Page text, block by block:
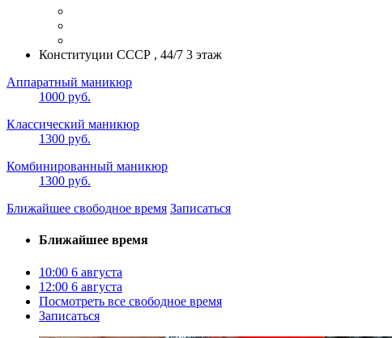
Конституции СССР , 44/7 3 этаж
Аппаратный маникюр
1000 руб.
Классический маникюр
1300 руб.
Комбинированный маникюр
1300 руб.
Ближайшее свободное время Записаться
Ближайшее время
10:00 6 августа
12:00 6 августа
Посмотреть все свободное время
Записаться